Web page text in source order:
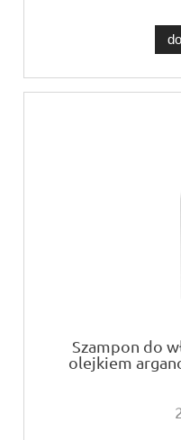
Szampon do
olejkiem